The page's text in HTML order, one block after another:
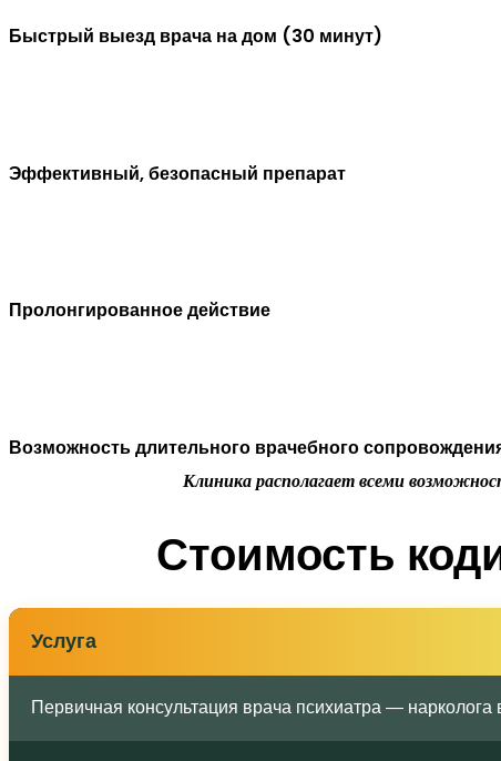
Быстрый выезд врача на дом (30 минут)
Эффективный, безопасный препарат
Пролонгированное действие
Возможность длительного врачебного
Клиника располагает всеми
Стоимость
Услуга
Первичная консультация врача психиатра — нарколога